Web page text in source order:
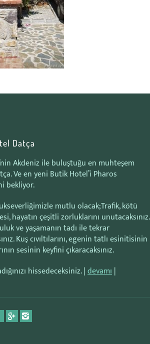
Datça
Akdeniz ile buluştuğu en muhteşem
Ve en yeni Butik Hotel’i Pharos
bekliyor.
mutlu olacak;Trafik, kötü
hayatın çeşitli zorluklarını unutacaksınız.
ve yaşamanın tadı ile tekrar
Kuş cıvıltılarını, egenin tatlı esinitisinin
sesinin keyfini çıkaracaksınız.
hissedeceksiniz. |devamı|